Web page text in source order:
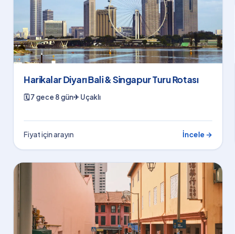
Harikalar Diyarı Bali & Singapur Turu Rotası
🗓7 gece 8 gün✈Uçaklı
Fiyat için arayın İncele →